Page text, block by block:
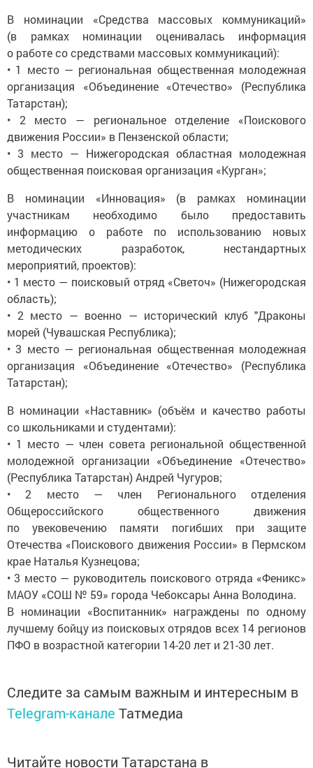
В номинации «Средства массовых коммуникаций»
(в рамках номинации оценивалась информация
о работе со средствами массовых коммуникаций):
• 1 место — региональная общественная молодежная
организация «Объединение «Отечество» (Республика
Татарстан);
• 2 место — региональное отделение «Поискового
движения России» в Пензенской области;
• 3 место — Нижегородская областная молодежная
общественная поисковая организация «Курган»;
В номинации «Инновация» (в рамках номинации
участникам необходимо было предоставить
информацию о работе по использованию новых
методических разработок, нестандартных
мероприятий, проектов):
• 1 место — поисковый отряд «Светоч» (Нижегородская
область);
• 2 место — военно — исторический клуб "Драконы
морей (Чувашская Республика);
• 3 место — региональная общественная молодежная
организация «Объединение «Отечество» (Республика
Татарстан);
В номинации «Наставник» (объём и качество работы
со школьниками и студентами):
• 1 место — член совета региональной общественной
молодежной организации «Объединение «Отечество»
(Республика Татарстан) Андрей Чугуров;
• 2 место — член Регионального отделения
Общероссийского общественного движения
по увековечению памяти погибших при защите
Отечества «Поискового движения России» в Пермском
крае Наталья Кузнецова;
• 3 место — руководитель поискового отряда «Феникс»
МАОУ «СОШ № 59» города Чебоксары Анна Володина.
В номинации «Воспитанник» награждены по одному
лучшему бойцу из поисковых отрядов всех 14 регионов
ПФО в возрастной категории 14-20 лет и 21-30 лет.
Следите за самым важным и интересным в
Telegram-канале Татмедиа
Читайте новости Татарстана в